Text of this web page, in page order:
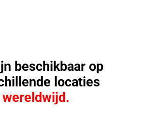
beschikbaar op
locaties
wereldwijd.